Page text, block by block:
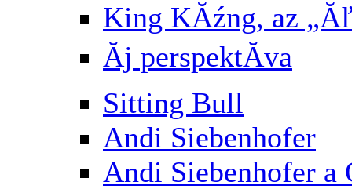
King KĂźng, az
Ăj perspektĂ­va
Sitting Bull
Andi Siebenhofer
Andi Siebenhofer